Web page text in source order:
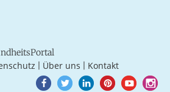
Über uns Kontakt